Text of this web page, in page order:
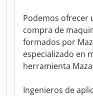
Podemos ofrecer
compra de
formados por
especializado en
herramienta
Ingenieros de